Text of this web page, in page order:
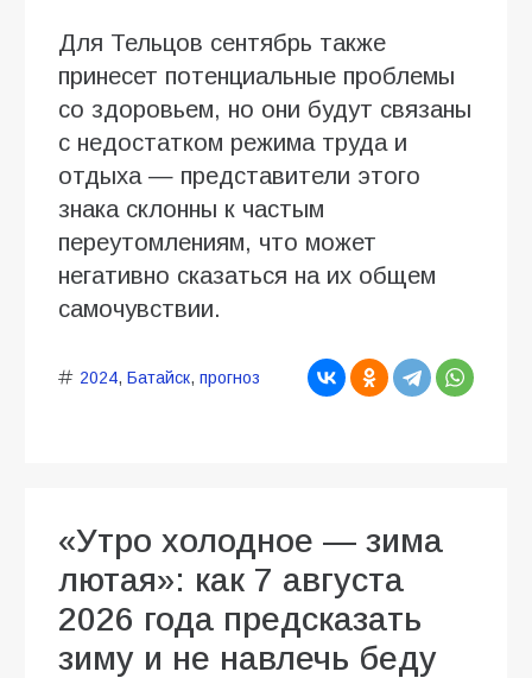
Для Тельцов сентябрь также
принесет потенциальные проблемы
со здоровьем, но они будут связаны
с недостатком режима труда и
отдыха — представители этого
знака склонны к частым
переутомлениям, что может
негативно сказаться на их общем
самочувствии.
2024, Батайск, прогноз
«Утро холодное — зима
лютая»: как 7 августа
2026 года предсказать
зиму и не навлечь беду